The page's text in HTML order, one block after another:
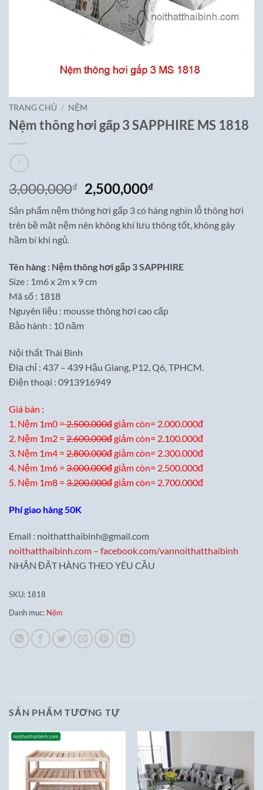
TRANG CHỦ / NỆM
Nệm thông hơi gấp 3 SAPPHIRE MS 1818
3,000,000₫
Giá
gốc
là:
3,000,000₫.
2,500,000₫Giá
tại
là:
Sản phẩm nệm thông hơi gấp 3 có hàng nghìn lỗ thông hơi
trên bề mặt nệm nên không khí lưu thông tốt, không gây
hầm bí khi ngủ.
Tên hàng : Nệm thông hơi gấp 3 SAPPHIRE
Size : 1m6 x 2m x 9 cm
Mã số : 1818
Nguyên liệu : mousse thông hơi cao cấp
Bảo hành : 10 năm
Nội thất Thái Bình
Điạ chỉ : 437 – 439 Hậu Giang, P12, Q6, TPHCM.
Điện thoại : 0913916949
Giá bán :
1. Nệm 1m0 =2.500.000đgiảm còn= 2.000.000đ
2. Nệm 1m2 = 2.600.000đgiảm còn= 2.100.000đ
3. Nệm 1m4 = 2.800.000đgiảm còn= 2.300.000đ
4. Nệm 1m6 = 3.000.000đgiảm còn= 2.500.000đ
5. Nệm 1m8 = 3.200.000đgiảm còn= 2.700.000đ
Phí giao hàng 50K
Email : noithatthaibinh@gmail.com
noithatthaibinh.com – facebook.com/vannoithatthaibinh
NHẬN ĐẶT HÀNG THEO YÊU CẦU
SKU: 1818
Danh mục: Nệm
SẢN PHẨM TƯƠNG TỰ